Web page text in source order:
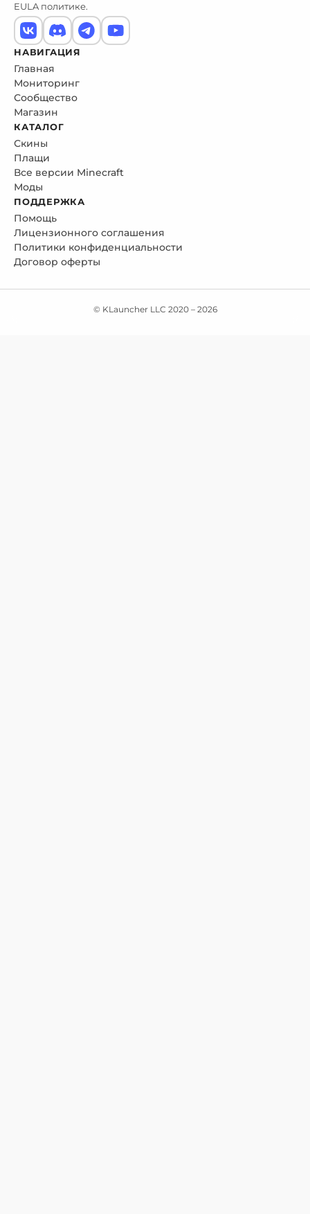
EULA политике.
НАВИГАЦИЯ
Главная
Мониторинг
Сообщество
Магазин
КАТАЛОГ
Скины
Плащи
Все версии Minecraft
Моды
ПОДДЕРЖКА
Помощь
Лицензионного соглашения
Политики конфиденциальности
Договор оферты
© KLauncher LLC 2020 – 2026